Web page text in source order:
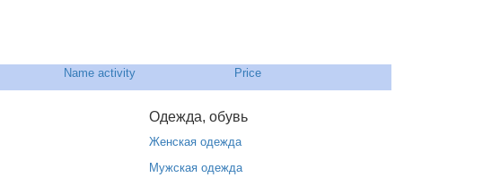
Name activity Price
Одежда, обувь
Женская одежда
Мужская одежда